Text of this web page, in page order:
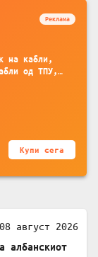
Реклама
на кабли,
од ТПУ,
без
комплет
Купи сега
08 август 2026
албанскиот